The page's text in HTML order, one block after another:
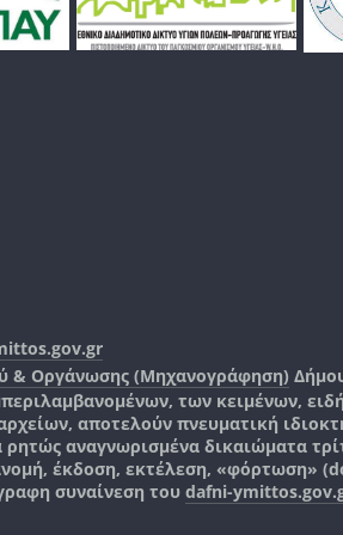
& Οργάνωσης (Μηχανογράφηση)
των κειμένων,
αποτελούν πνευματική
ρητώς αναγνωρισμένα δικαιώματα
έκδοση, εκτέλεση, «φόρτωση»
συναίνεση του dafni-